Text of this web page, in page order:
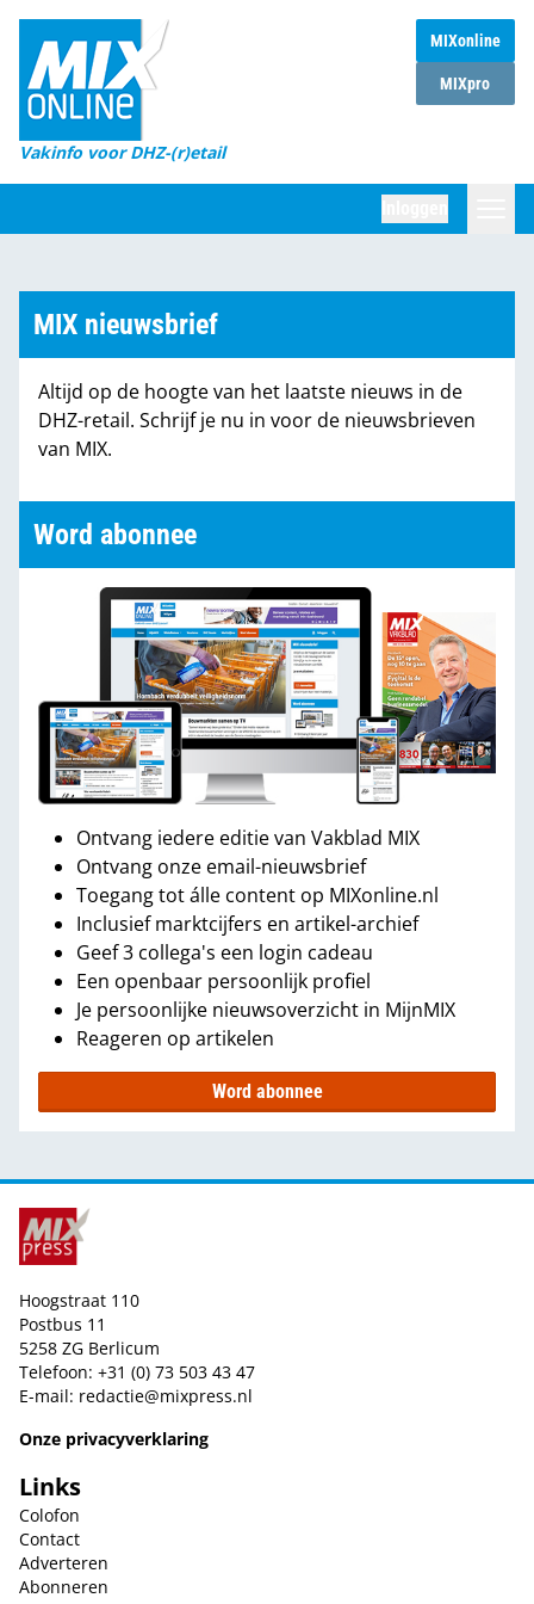
MIXonline
MIXpro
Vakinfo voor DHZ-(r)etail
Home
Magazines
DHZ Sessie
Marktcijfers
Partners
MIX nieuwsbrief
Altijd op de hoogte van het laatste nieuws in de
DHZ-retail. Schrijf je nu in voor de nieuwsbrieven
van MIX.
Word abonnee
Ontvang iedere editie van Vakblad MIX
Ontvang onze email-nieuwsbrief
Toegang tot álle content op MIXonline.nl
Inclusief marktcijfers en artikel-archief
Geef 3 collega's een login cadeau
Een openbaar persoonlijk profiel
Je persoonlijke nieuwsoverzicht in MijnMIX
Reageren op artikelen
Word abonnee
Hoogstraat 110
Postbus 11
5258 ZG Berlicum
Telefoon: +31 (0) 73 503 43 47
E-mail: redactie@mixpress.nl
Onze privacyverklaring
Links
Colofon
Contact
Adverteren
Abonneren